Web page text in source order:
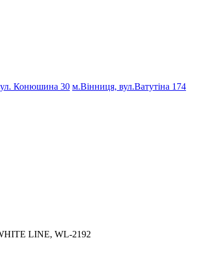
Конюшина 30 м.Вінниця, вул.Ватутіна 174
LINE, WL-2192